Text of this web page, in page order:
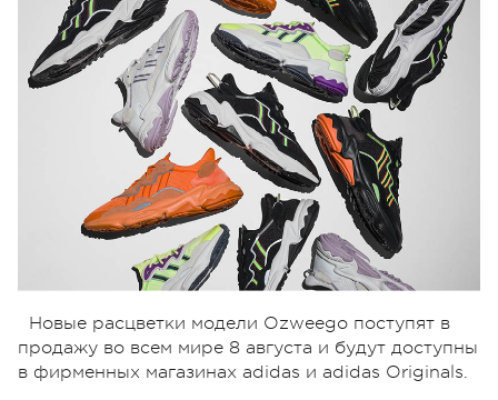
Новые расцветки модели Ozweego поступят в
продажу во всем мире 8 августа и будут доступны
в фирменных магазинах adidas и adidas Originals.